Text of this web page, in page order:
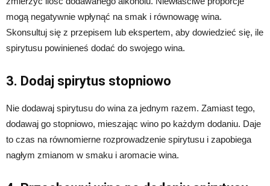
mogą negatywnie wpłynąć na smak i równowagę wina.
Skonsultuj się z przepisem lub ekspertem, aby dowiedzieć się, ile
spirytusu powinieneś dodać do swojego wina.
3. Dodaj spirytus stopniowo
Nie dodawaj spirytusu do wina za jednym razem. Zamiast tego,
dodawaj go stopniowo, mieszając wino po każdym dodaniu. Daje
to czas na równomierne rozprowadzenie spirytusu i zapobiega
nagłym zmianom w smaku i aromacie wina.